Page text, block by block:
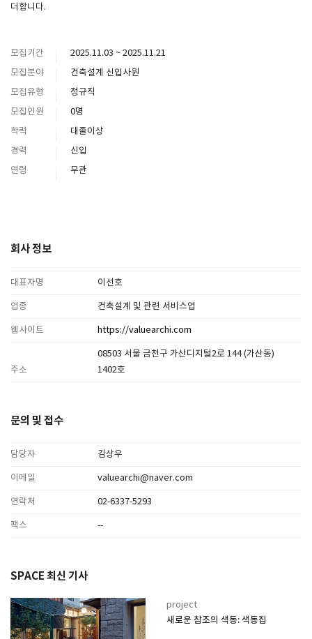
더합니다.
모집기간
2025.11.03 ~ 2025.11.21
모집분야
건축설계 신입사원
모집유형
정규직
모집인원
0명
학력
대졸이상
경력
신입
연령
무관
회사 정보
대표자명 이선호
업종 건축설계 및 관련 서비스업
웹사이트 https://valuearchi.com
주소
08503 서울 금천구 가산디지털2로 144 (가산동)
1402호
문의 및 접수
담당자 김상우
이메일 valuearchi@naver.com
연락처 02-6337-5293
팩스 --
SPACE 최신 기사
project
새로운 참조의 색동: 색동집